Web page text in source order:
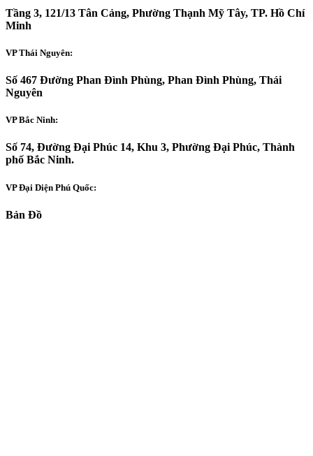
Tầng 3, 121/13 Tân Cảng, Phường Thạnh Mỹ Tây, TP. Hồ Chí
Minh
VP Thái Nguyên:
Số 467 Đường Phan Đình Phùng, Phan Đình Phùng, Thái
Nguyên
VP Bắc Ninh:
Số 74, Đường Đại Phúc 14, Khu 3, Phường Đại Phúc, Thành
phố Bắc Ninh.
VP Đại Diện Phú Quốc:
Bản Đồ